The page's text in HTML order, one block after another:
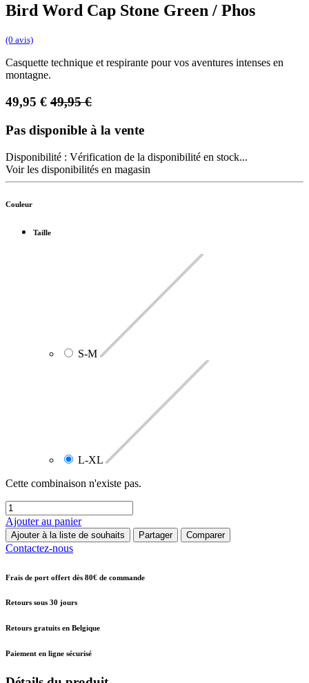
Bird Word Cap Stone Green / Phos
(0 avis)
Casquette technique et respirante pour vos aventures intenses en
montagne.
49,95 € 49,95€
Pas disponible à la vente
Disponibilité : Vérification de la disponibilité en stock...
Voir les disponibilités en magasin
Couleur
Taille
S-M
L-XL
Cette combinaison n'existe pas.
Ajouter au panier
Ajouter à la liste de souhaits Partager Comparer
Contactez-nous
Frais de port offert dès 80€ de commande
Retours sous 30 jours
Retours gratuits en Belgique
Paiement en ligne sécurisé